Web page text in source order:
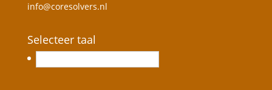
info@coresolvers.nl
Selecteer taal